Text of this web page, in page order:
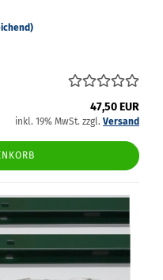
47,50 EUR
inkl. 19% MwSt. zzgl. Versand